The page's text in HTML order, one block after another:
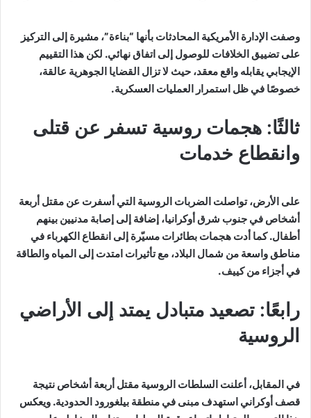
وصفت الإدارة الأمريكية المحادثات بأنها “بناءة”، مشيرة إلى التركيز
على تضييق الخلافات للوصول إلى اتفاق نهائي. لكن هذا التقييم
الإيجابي يقابله واقع معقد، حيث لا تزال القضايا الجوهرية عالقة،
خصوصًا في ظل استمرار العمليات العسكرية.
ثالثًا: هجمات روسية تسفر عن قتلى
وانقطاع خدمات
على الأرض، تواصلت الضربات الروسية التي أسفرت عن مقتل أربعة
أشخاص في جنوب شرق أوكرانيا، إضافة إلى إصابة مدنيين بينهم
أطفال. كما أدت هجمات بطائرات مسيّرة إلى انقطاع الكهرباء في
مناطق واسعة من شمال البلاد، مع تأثيرات امتدت إلى المياه والطاقة
في أجزاء من كييف.
رابعًا: تصعيد متبادل يمتد إلى الأراضي
الروسية
في المقابل، أعلنت السلطات الروسية مقتل أربعة أشخاص نتيجة
قصف أوكراني استهدف مبنى في منطقة بيلغورود الحدودية. ويعكس